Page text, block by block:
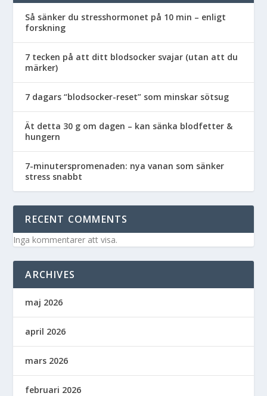
Så sänker du stresshormonet på 10 min – enligt
forskning
7 tecken på att ditt blodsocker svajar (utan att du
märker)
7 dagars “blodsocker-reset” som minskar sötsug
Ät detta 30 g om dagen – kan sänka blodfetter &
hungern
7-minuterspromenaden: nya vanan som sänker
stress snabbt
RECENT COMMENTS
Inga kommentarer att visa.
ARCHIVES
maj 2026
april 2026
mars 2026
februari 2026